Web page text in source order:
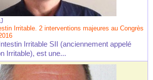
Irritable. 2 interventions majeures au Congrès
Irritable SII (anciennement appelé
Irritable), est une...